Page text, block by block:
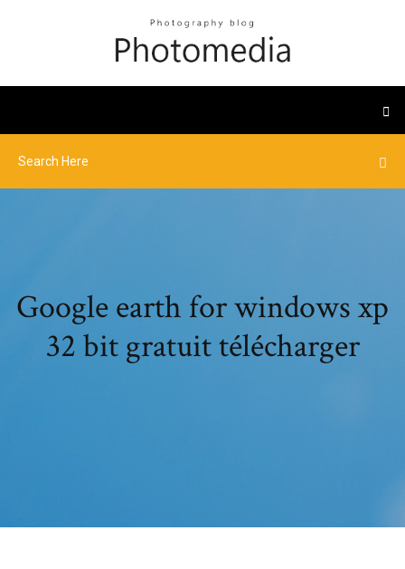
Google earth for windows xp
32 bit gratuit télécharger